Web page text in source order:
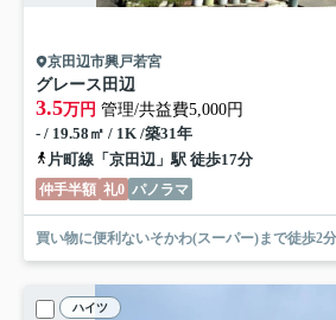
京田辺市興戸若宮
グレース田辺
3.5万円 管理/共益費5,000円
- / 19.58㎡ / 1K /築31年
片町線「京田辺」駅 徒歩17分
仲手半額 礼0 パノラマ
買い物に便利ないそかわ(スーパー)まで徒歩2分
ハイツ